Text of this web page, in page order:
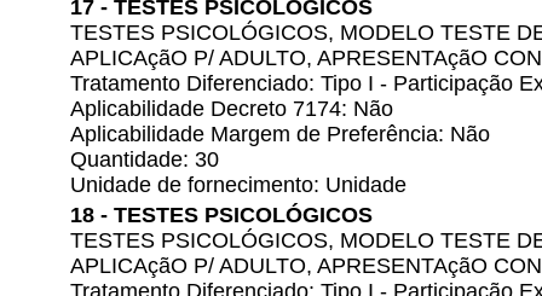
17 - TESTES PSICOLÓGICOS
TESTES PSICOLÓGICOS, MODELO TESTE
APLICAçãO P/ ADULTO, APRESENTAçãO
Tratamento Diferenciado: Tipo I - Participação
Aplicabilidade Decreto 7174: Não
Aplicabilidade Margem de Preferência: Não
Quantidade: 30
Unidade de fornecimento: Unidade
18 - TESTES PSICOLÓGICOS
TESTES PSICOLÓGICOS, MODELO TESTE
APLICAçãO P/ ADULTO, APRESENTAçãO
Tratamento Diferenciado: Tipo I - Participação